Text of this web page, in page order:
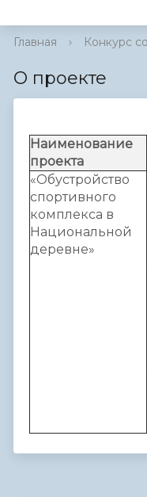
Главная › Конкурс
О проекте
Наименование
проекта
«Обустройство
спортивного
комплекса в
Национальной
деревне»